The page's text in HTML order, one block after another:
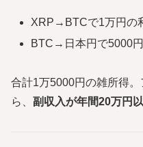
XRP→BTCで1万円の
BTC→日本円で5000
合計1万5000円の雑所得
ら、 副収入が年間20万円